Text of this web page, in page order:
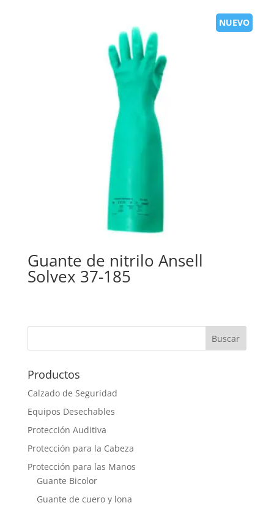
NUEVO
Guante de nitrilo Ansell
Solvex 37-185
Productos
Calzado de Seguridad
Equipos Desechables
Protección Auditiva
Protección para la Cabeza
Protección para las Manos
Guante Bicolor
Guante de cuero y lona